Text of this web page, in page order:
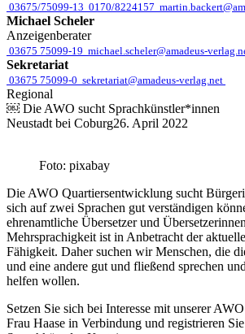
03675/75099-13 0170/8224157
Michael Scheler
Anzeigenberater
03675 75099-19 michael.scheler@amadeus-
Sekretariat
03675 75099-0 sekretariat@amadeus-verlag.net
Regional
￼ Die AWO sucht Sprachkünstler*innen
Neustadt bei Coburg26. April 2022
Foto: pixabay
Die AWO Quartiersentwicklung sucht
sich auf zwei Sprachen gut verständigen
ehrenamtliche Übersetzer und
Mehrsprachigkeit ist in Anbetracht der
Fähigkeit. Daher suchen wir Menschen, die
und eine andere gut und fließend sprechen
helfen wollen.
Setzen Sie sich bei Interesse mit unserer
Frau Haase in Verbindung und registrieren